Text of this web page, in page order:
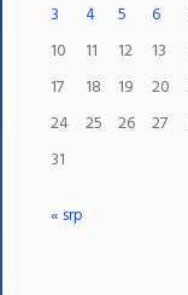
3
4 5 6
10
11 12 13
17
18 19 20
24
25 26 27
31
« srp